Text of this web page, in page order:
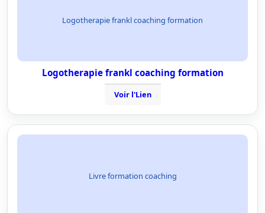
Logotherapie frankl coaching formation
Logotherapie frankl coaching formation
Voir l'Lien
Livre formation coaching